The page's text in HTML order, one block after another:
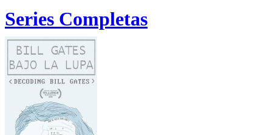
Series Completas